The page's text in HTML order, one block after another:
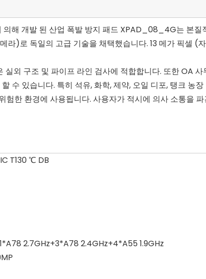
개발 된 산업 폭발 방지 패드 XPAD_08_4G는 본질
라)로 독일의 고급 기술을 채택했습니다. 13 메가 픽셀 (
외 구조 및 파이프 라인 검사에 적합합니다. 또한 OA 사
수 있습니다. 특히 석유, 화학, 제약, 오일 디포, 탱크 농장
한 환경에 사용됩니다. 사용자가 적시에 의사 소통을
T130 ℃ DB
2.7GHz+3*A78 2.4GHz+4*A55 1.9GHz